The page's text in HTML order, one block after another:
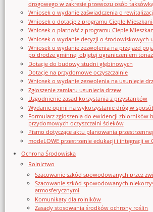
drogowego w zakresie przewozu osób
Wniosek o wydanie zaświadczenia o
Wniosek o dotację z programu Ciepłe
Wniosek o płatność z programu Ciepłe
Wniosek o wydanie decyzji o środowiskowych
Wniosek o wydanie zezwolenia na przejazd
po drodze gminnej objętej ograniczeniem
Dotacje do budowy studni głębinowych
Dotacje na przydomowe oczyszczalnie
Wniosek o wydanie zezwolenia na usunięcie
Zgłoszenie zamiaru usunięcia drzew
Uzgodnienie zasad korzystania z przystanków
Wydanie opinii na wykorzystanie dróg w
Formularz zgłoszenia do ewidencji zbiorników
przydomowych oczyszczalni ścieków
Pismo dotyczące aktu planowania
modeLOWE przestrzenie edukacji i integracji w
Ochrona Środowiska
Rolnictwo
Szacowanie szkód spowodowanych przez
Szacowanie szkód spowodowanych
atmosferycznymi
Komunikaty dla rolników
Zasady stosowania środków ochrony roślin